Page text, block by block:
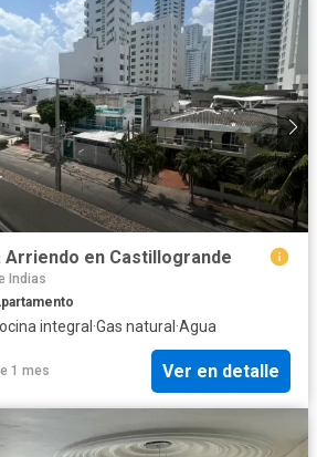
en Castillogrande
Indias
integral·Gas natural·Agua
1 mes Ver en detalle